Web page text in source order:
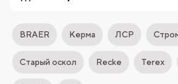
BRAER Керма ЛСР
Старый оскол Recke Terex